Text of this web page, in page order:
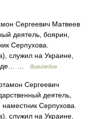
Сергеевич Матвеев
деятель, боярин,
Серпухова.
служил на Украине,
…
Википедия
Сергеевич
деятель,
Серпухова.
служил на Украине,